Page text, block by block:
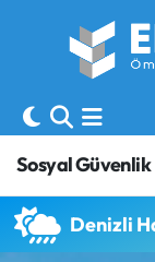
Sosyal Güvenlik
Denizli
Sosyal
Sendika
SORU-
Gündem
Hava
Trafik
Süper Lig
Tüm